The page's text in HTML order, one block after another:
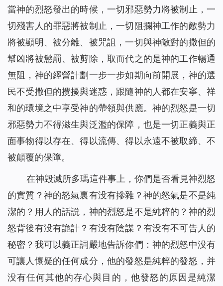
當神的烈怒發出的時候，一切邪惡勢力將被制止，一
切殘害人的罪惡將被制止，一切阻攔神工作的敵勢力
將被顯明、被分離、被咒詛，一切與神敵對的撒但的
幫凶將被懲罰、被剪除，取而代之的是神的工作暢通
無阻，神的經營計劃一步一步如期向前開展，神的選
民不受撒但的攪擾與迷惑，跟隨神的人都在安寧、祥
和的環境之中享受神的帶領與供應。神的烈怒是一切
邪惡勢力不得滋生與泛濫的保障，也是一切正義與正
面事物得以存在、得以流傳、得以永遠不被取締、不
被顛覆的保障。
在神毁滅所多瑪這件事上，你們是否看見神烈怒
的實質？神的怒氣裏有没有摻雜？神的怒氣是不是純
潔的？用人的話説，神的烈怒是不是純粹的？神的烈
怒背後有没有詭計？有没有陰謀？有没有不可告人的
秘密？我可以義正詞嚴地告訴你們：神的烈怒中没有
可讓人懷疑的任何成分，他的發怒是純粹的發怒，并
没有任何其他的存心與目的，他發怒的原因是純潔